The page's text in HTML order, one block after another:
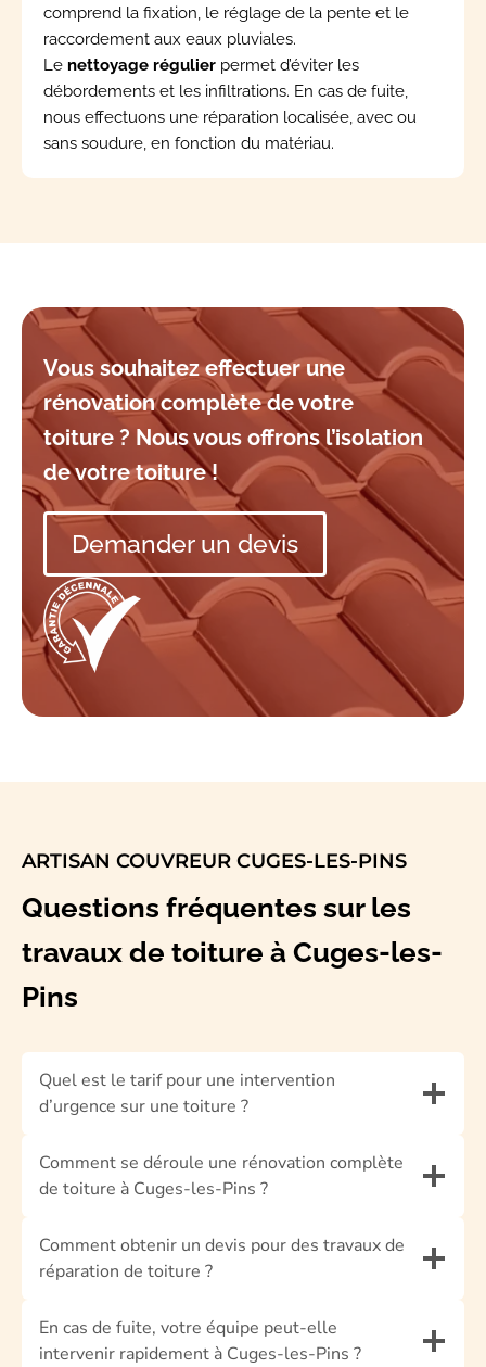
comprend la fixation, le réglage de la pente et le
raccordement aux eaux pluviales.
Le nettoyage régulier permet d’éviter les
débordements et les infiltrations. En cas de fuite,
nous effectuons une réparation localisée, avec ou
sans soudure, en fonction du matériau.
Vous souhaitez effectuer une
rénovation complète de votre
toiture ? Nous vous offrons l’isolation
de votre toiture !
Demander un devis
ARTISAN COUVREUR CUGES-LES-PINS
Questions fréquentes sur les
travaux de toiture à Cuges-les-
Pins
Quel est le tarif pour une intervention
d’urgence sur une toiture ?
Comment se déroule une rénovation complète
de toiture à Cuges-les-Pins ?
Comment obtenir un devis pour des travaux de
réparation de toiture ?
En cas de fuite, votre équipe peut-elle
intervenir rapidement à Cuges-les-Pins ?